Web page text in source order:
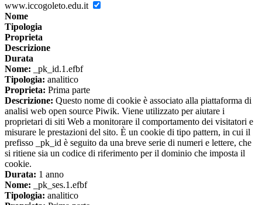
www.iccogoleto.edu.it
Nome
Tipologia
Proprieta
Descrizione
Durata
Nome: _pk_id.1.efbf
Tipologia: analitico
Proprieta: Prima parte
Descrizione: Questo nome di cookie è associato alla piattaforma di
analisi web open source Piwik. Viene utilizzato per aiutare i
proprietari di siti Web a monitorare il comportamento dei visitatori e
misurare le prestazioni del sito. È un cookie di tipo pattern, in cui il
prefisso _pk_id è seguito da una breve serie di numeri e lettere, che
si ritiene sia un codice di riferimento per il dominio che imposta il
cookie.
Durata: 1 anno
Nome: _pk_ses.1.efbf
Tipologia: analitico